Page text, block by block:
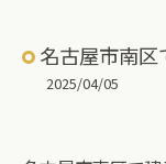
名古屋市南
2025/04/05